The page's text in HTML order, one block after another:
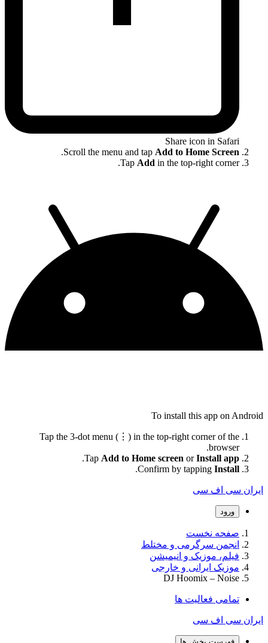
Share icon in Safari
Scroll the menu and tap Add to Home Screen
.
Tap Add in the top-right corner.
To install this app on Android
Tap the 3-dot menu (⋮) in the top-right corner of the
browser.
Tap Add to Home screen orInstall app
.
Confirm by tapping Install
.
ایران سی اف سی
ورود
صفحه نخست
انجمن سرگرمی و مختلط
فیلم، موزیک و انیمیشن
موزیک ایرانی و خارجی
DJ Hoomix – Noise
تمامی فعالیت ها
ایران سی اف سی